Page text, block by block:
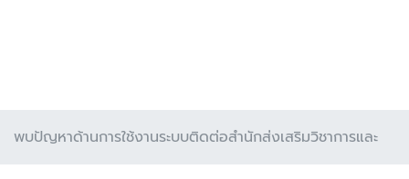
พบปัญหาด้านการใช้งานระบบติดต่อสำนักส่งเสริมวิชาการและ